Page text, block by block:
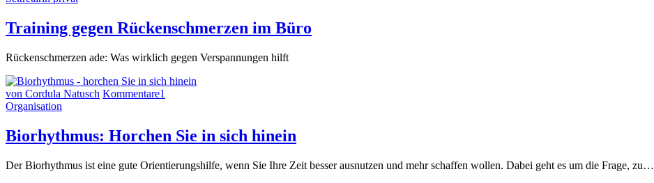
Training gegen Rückenschmerzen im Büro
Rückenschmerzen ade: Was wirklich gegen Verspannungen hilft
von Cordula Natusch Kommentare1
Organisation
Biorhythmus: Horchen Sie in sich hinein
Der Biorhythmus ist eine gute Orientierungshilfe, wenn Sie Ihre Zeit besser ausnutzen und mehr schaffen wollen. Dabei geht es um die Frage, zu…